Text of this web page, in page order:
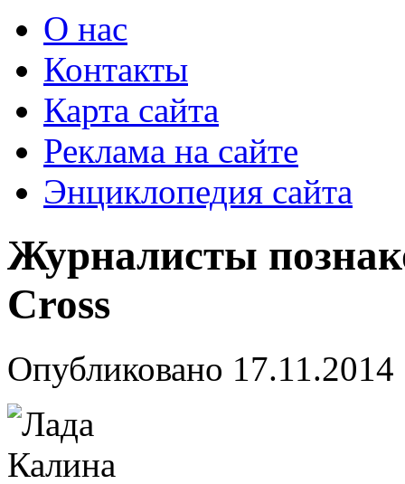
О нас
Контакты
Карта сайта
Реклама на сайте
Энциклопедия сайта
Журналисты
Cross
Опубликовано 17.11.2014